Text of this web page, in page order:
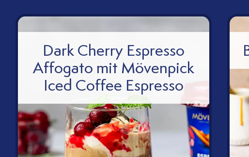
Dark Cherry Espresso
Affogato mit Mövenpick
Iced Coffee Espresso